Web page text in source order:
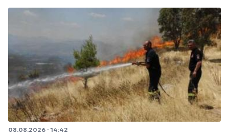
08.08.2026 · 14:42